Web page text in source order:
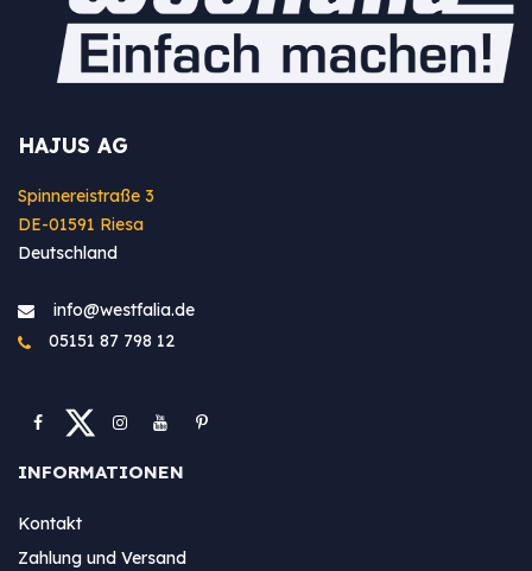
HAJUS AG
Spinnereistraße 3
DE-01591 Riesa
Deutschland
info@westfa​lia.de
05151 87 798 12
INFORMATIONEN
Kontakt
Zahlung und Versand